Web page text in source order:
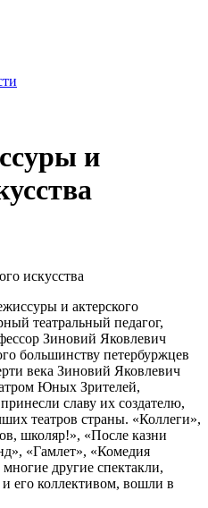
и
искусства
и актерского
театральный педагог,
Зиновий Яковлевич
большинству петербуржцев
века Зиновий Яковлевич
Юных Зрителей,
славу их создателю,
театров страны. «Коллеги»,
школяр!», «После казни
«Гамлет», «Комедия
другие спектакли,
его коллективом, вошли в